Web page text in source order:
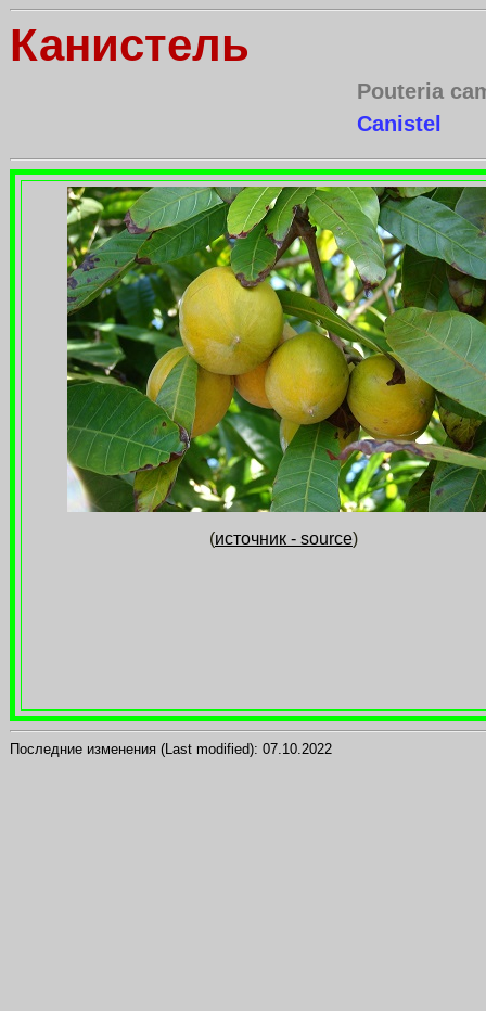
Канистель
Pouteria
Canistel
(источник - source)
Последние изменения (Last modified): 07.10.2022